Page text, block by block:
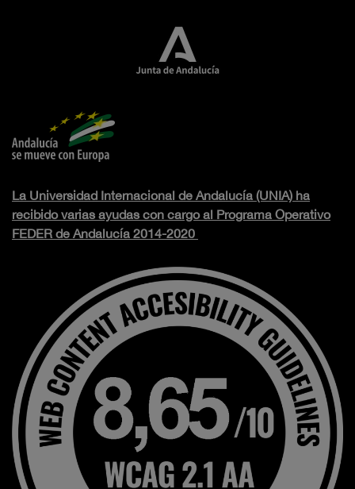
La Universidad Internacional de Andalucía (UNIA) ha
recibido varias ayudas con cargo al Programa Operativo
FEDER de Andalucía 2014-2020